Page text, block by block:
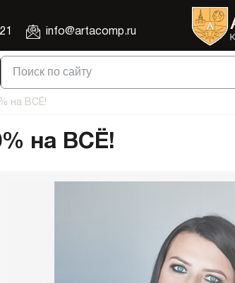
info@artacomp.ru
Поиск по сайту
на ВСЁ!
на ВСЁ!